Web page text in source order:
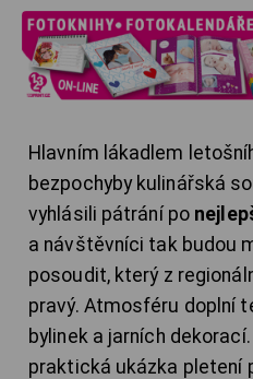
Hlavním lákadlem
bezpochyby kulinářská
vyhlásili pátrání po
a návštěvníci tak budou
posoudit, který z
pravý. Atmosféru doplní
bylinek a jarních
praktická ukázka pletení